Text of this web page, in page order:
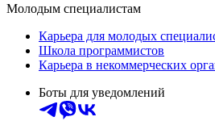
Молодым специалистам
Карьера для молодых
Школа программистов
Карьера в некоммерческих
Боты для уведомлений